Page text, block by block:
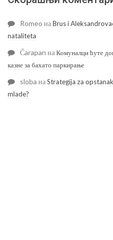
Romeo наBrus i
nataliteta
Čarapan наКомуналци ћуте
казне за бахато паркирање
sloba наStrategija za
mlade?